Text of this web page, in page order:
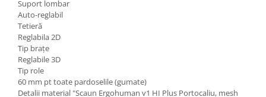
Suport lombar
Auto-reglabil
Tetieră
Reglabila 2D
Tip brațe
Reglabile 3D
Tip role
60 mm pt toate pardoselile (gumate)
Detalii material "Scaun Ergohuman v1 HI Plus Portocaliu, mesh